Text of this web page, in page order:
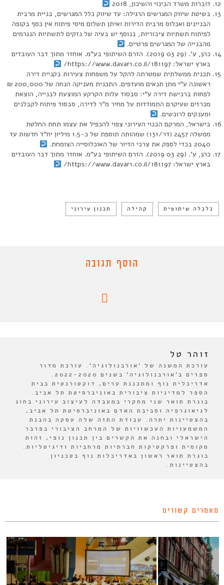
דוברות משרד הבינוי והשיכון, 2018
בשיטת שיווק המגרשים הרגילה: עד שיווק כלל המגרשים, בניית מרבית
הבניינים ואכלוס מרבית הדירות ואיתן תשלום מיסי פיתוח אין כסף בקופה
לפיתוח תשתיות ציבוריות, בנוסף יש בעיה של נזקים לתשתיות הנגרמים
מהבנייה של המגרשים פרטיים.
כהן, ע’. (29 03 2019). הזרם השיתופי בע”מ. אוחזר מתוך דבר העובדים
בארץ ישראל: https://www.davar1.co.il/181197/
תכנית ממשלתית שמטרתה להקל על משפחות צעירות בקניית דירה
ראשונה ע”י מתן תנאים מועדפים. התכנית מעניקה הנחה של 200,000 ₪
לפחות ברכישת דירה ע”י: סבסוד עלות הקרקע המוצעת לבנייה, הוצאת
מכרזים שעיקרם התמודדות על מחיר מ”ר לדירה, סבסוד פיתוח לקבלנים
ומענקים לרוכשים.
בישראל, המרקם הבנוי העירוני צפוי להכפיל את עצמו תחת החלטת
ממשלה 2457 (דר/131) שמהותה תוספת של כ-1.5 מיליון יח”ד חדשות עד
2040 בכדי לספק את צרכי הדיור של האוכלוסייה הצומחת.
כהן, ע’. (29 03 2019). הזרם השיתופי בע”מ. אוחזר מתוך דבר העובדים
בארץ ישראל: https://www.davar1.co.il/181197/
כלכלה שיתופית קהילה תכנון עירוני
הוסף תגובה
זוהר טל
עורכת המשנה של 'אורבנולוגיה'. עורכת מדור
ספרים ב'אורבנולוגיה' בשנים 2022-2020.
אדריכלית נוף ומתכננת ערים, דוקטורנטית בבית
הספר למדיניות ציבורית באוניברסיטת תל אביב.
בוגרת תואר שני מחקרי במעבדה לעיצוב עירוני בחוג
לגיאוגרפיה וסביבת האדם באוניברסיטת תל אביב,
בהצטיינות יתרה. עבודת התזה שלה עסקה בהבנת
המשמעויות העכשוויות של המרחב הציבורי בפרבר
הישראלי ובחנה את הקשרים בין תכנון נופי, זהות
מקומית ופרקטיקות חברתיות מרחביות ודיגיטליות.
בוגרת תואר ראשון באדריכלות נוף בטכניון
בהצטיינות.
מאמרים קשורים